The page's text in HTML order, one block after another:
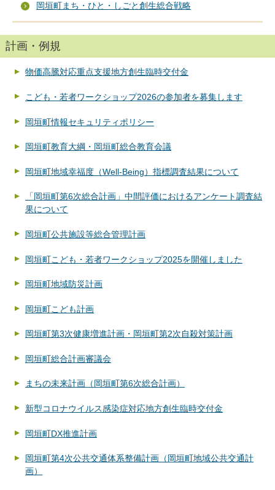
岡垣町まち・ひと・しごと創生総合戦略
計画・例規
物価高騰対応重点支援地方創生臨時交付金
こども・若者ワークショップ2026の参加者を募集します
岡垣町情報セキュリティポリシー
岡垣町教育大綱・岡垣町総合教育会議
岡垣町地域幸福度（Well-Being）指標調査結果について
「岡垣町第6次総合計画」中間評価におけるアンケート調査結
果について
岡垣町公共施設等総合管理計画
岡垣町こども・若者ワークショップ2025を開催しました
岡垣町地域防災計画
岡垣町こども計画
岡垣町第3次健康増進計画・岡垣町第2次自殺対策計画
岡垣町総合計画審議会
まちの未来計画（岡垣町第6次総合計画）
新型コロナウイルス感染症対応地方創生臨時交付金
岡垣町DX推進計画
岡垣町第4次公共交通体系整備計画（岡垣町地域公共交通計
画）